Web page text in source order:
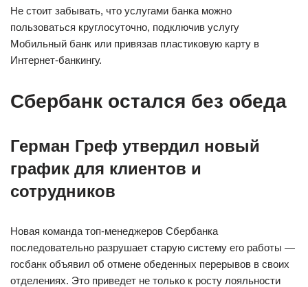
Не стоит забывать, что услугами банка можно
пользоваться круглосуточно, подключив услугу
Мобильный банк или привязав пластиковую карту в
Интернет-банкингу.
Сбербанк остался без обеда
Герман Греф утвердил новый
график для клиентов и
сотрудников
Новая команда топ-менеджеров Сбербанка
последовательно разрушает старую систему его работы —
госбанк объявил об отмене обеденных перерывов в своих
отделениях. Это приведет не только к росту лояльности